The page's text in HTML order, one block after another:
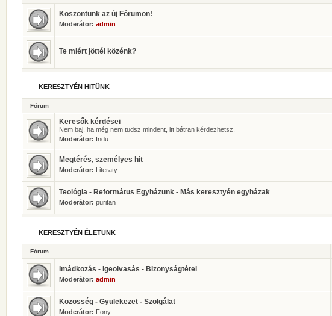
Köszöntünk az új Fórumon!
Moderátor: admin
Te miért jöttél közénk?
KERESZTYÉN HITÜNK
Fórum
Keresők kérdései
Nem baj, ha még nem tudsz mindent, itt bátran kérdezhetsz.
Moderátor: Indu
Megtérés, személyes hit
Moderátor: Literaty
Teológia - Református Egyházunk - Más keresztyén egyházak
Moderátor: puritan
KERESZTYÉN ÉLETÜNK
Fórum
Imádkozás - Igeolvasás - Bizonyságtétel
Moderátor: admin
Közösség - Gyülekezet - Szolgálat
Moderátor: Fony